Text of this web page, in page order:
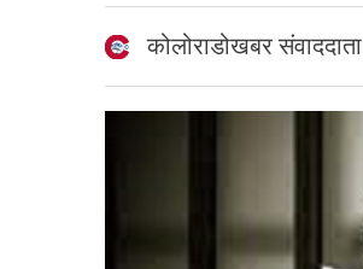
कोलोराडोखबर संवाददाता